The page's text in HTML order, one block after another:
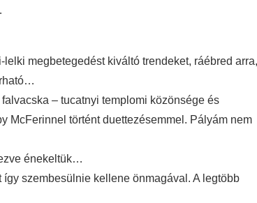
megbetegedést kiváltó trendeket, ráébred arra,
– tucatnyi templomi közönsége és
McFerinnel történt duettezésemmel. Pályám nem
énekeltük…
szembesülnie kellene önmagával. A legtöbb